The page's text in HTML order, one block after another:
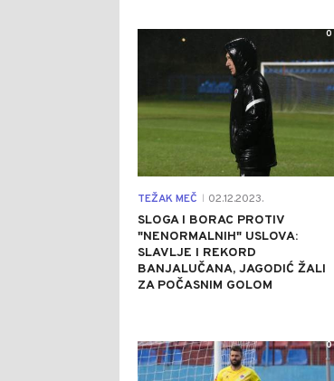
TEŽAK MEČ 02.12.2023.
SLOGA I BORAC PROTIV
"NENORMALNIH" USLOVA:
SLAVLJE I REKORD
BANJALUČANA, JAGODIĆ ŽALI
ZA POČASNIM GOLOM
0
0